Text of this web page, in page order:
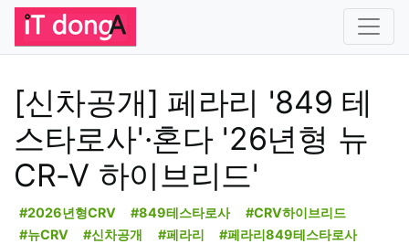
[신차공개] 페라리 '849 테
스타로사'·혼다 '26년형 뉴
CR-V 하이브리드'
#2026년형CRV #849테스타로사
#CRV하이브리드
#뉴CRV
#신차공개 #페라리
#페라리849테스타로사